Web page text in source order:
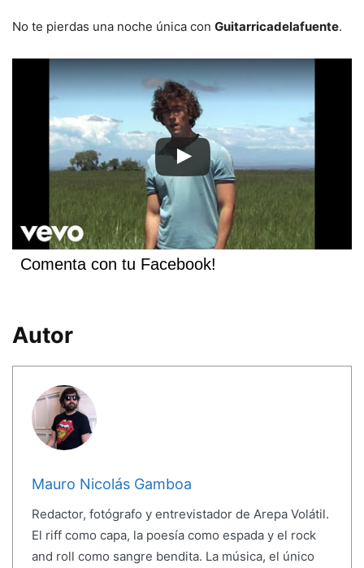
No te pierdas una noche única con Guitarricadelafuente.
Comenta con tu Facebook!
Autor
Mauro Nicolás Gamboa
Redactor, fotógrafo y entrevistador de Arepa Volátil.
El riff como capa, la poesía como espada y el rock
and roll como sangre bendita. La música, el único